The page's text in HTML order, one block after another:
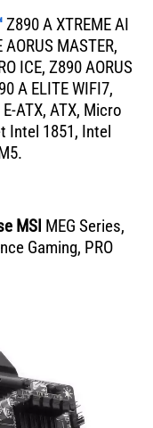
Z890 A XTREME AI
MASTER,
ICE, Z890 AORUS
A ELITE WIFI7,
ATX, ATX, Micro
Intel 1851, Intel
MSI MEG Series,
Gaming, PRO